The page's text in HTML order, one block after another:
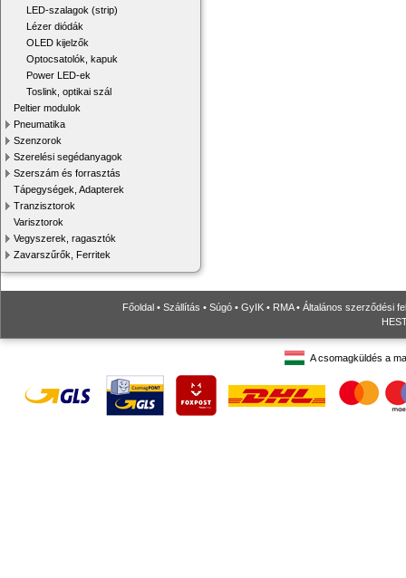
LED-szalagok (strip)
Lézer diódák
OLED kijelzők
Optocsatolók, kapuk
Power LED-ek
Toslink, optikai szál
Peltier modulok
Pneumatika
Szenzorok
Szerelési segédanyagok
Szerszám és forrasztás
Tápegységek, Adapterek
Tranzisztorok
Varisztorok
Vegyszerek, ragasztók
Zavarszűrők, Ferritek
Főoldal • Szállítás • Súgó • GyIK • RMA• Általános szerződési
A csomagküldés a